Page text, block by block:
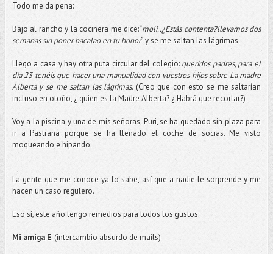
Todo me da pena:
Bajo al rancho y la cocinera me dice:“moli..¿Estás contenta?llevamos dos
semanas sin poner bacalao en tu honor” y se me saltan las lágrimas.
Llego a casa y hay otra puta circular del colegio: queridos padres, para el
día 23 tenéis que hacer una manualidad con vuestros hijos sobre La madre
Alberta y se me saltan las lágrimas. (Creo que con esto se me saltarían
incluso en otoño, ¿ quien es la Madre Alberta? ¿ Habrá que recortar?)
Voy a la piscina y una de mis señoras, Puri, se ha quedado sin plaza para
ir a Pastrana porque se ha llenado el coche de socias. Me visto
moqueando e hipando.
La gente que me conoce ya lo sabe, así que a nadie le sorprende y me
hacen un caso regulero.
Eso sí, este año tengo remedios para todos los gustos:
Mi amiga E. (intercambio absurdo de mails)